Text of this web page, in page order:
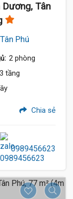
Dương, Tân
Phú
2 phòng
3 tầng
Chia sẻ
0989456623